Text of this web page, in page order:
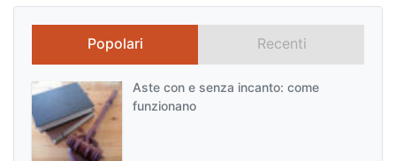
Popolari Recenti
Aste con e senza incanto: come
funzionano